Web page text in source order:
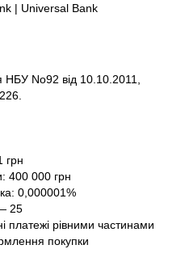
| Universal Bank
No92 від 10.10.2011,
грн
400 000 грн
0,000001%
25
рівними частинами
покупки